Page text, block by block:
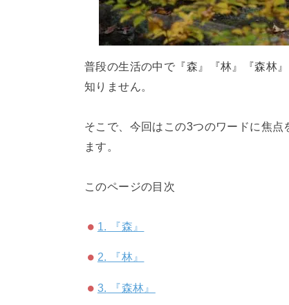
普段の生活の中で『森』『林』『森林
知りません。
そこで、今回はこの3つのワードに焦
ます。
このページの目次
1. 『森』
2. 『林』
3. 『森林』